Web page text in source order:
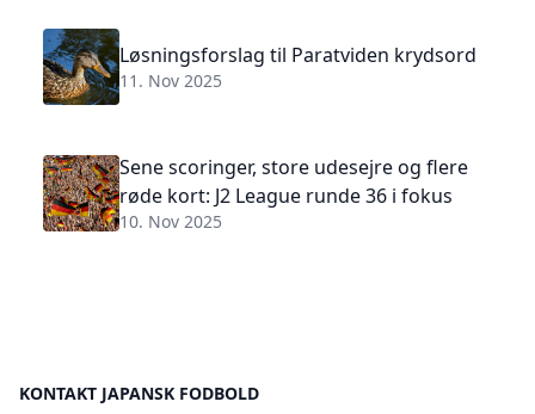
Løsningsforslag til Paratviden krydsord
11. Nov 2025
Sene scoringer, store udesejre og flere
røde kort: J2 League runde 36 i fokus
10. Nov 2025
KONTAKT JAPANSK FODBOLD